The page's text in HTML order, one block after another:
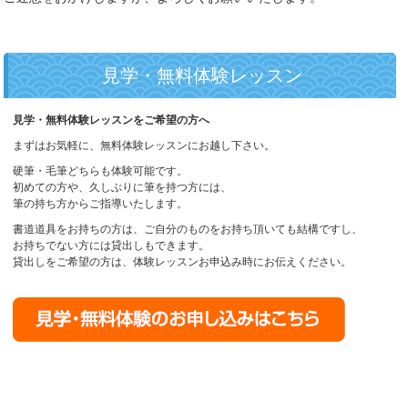
見学・無料体験レッスン
見学・無料体験レッスンをご希望の方へ
まずはお気軽に、無料体験レッスンにお越し下さい。
硬筆・毛筆どちらも体験可能です。
初めての方や、久しぶりに筆を持つ方には、
筆の持ち方からご指導いたします。
書道道具をお持ちの方は、ご自分のものをお持ち頂いても結構ですし、
お持ちでない方には貸出しもできます。
貸出しをご希望の方は、体験レッスンお申込み時にお伝えください。